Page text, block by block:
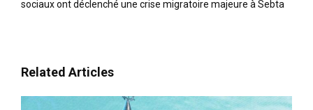
sociaux ont déclenché une crise migratoire majeure à Sebta
Related Articles